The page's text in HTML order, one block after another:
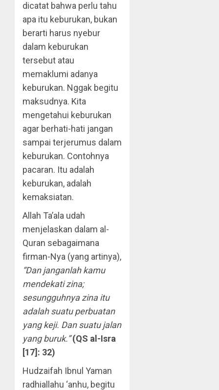
dicatat bahwa perlu tahu
apa itu keburukan, bukan
berarti harus nyebur
dalam keburukan
tersebut atau
memaklumi adanya
keburukan. Nggak begitu
maksudnya. Kita
mengetahui keburukan
agar berhati-hati jangan
sampai terjerumus dalam
keburukan. Contohnya
pacaran. Itu adalah
keburukan, adalah
kemaksiatan.
Allah Ta’ala udah
menjelaskan dalam al-
Quran sebagaimana
firman-Nya (yang artinya),
“Dan janganlah kamu
mendekati zina;
sesungguhnya zina itu
adalah suatu perbuatan
yang keji. Dan suatu jalan
yang buruk.” (QS al-Isra
[17]: 32)
Hudzaifah Ibnul Yaman
radhiallahu ‘anhu, begitu